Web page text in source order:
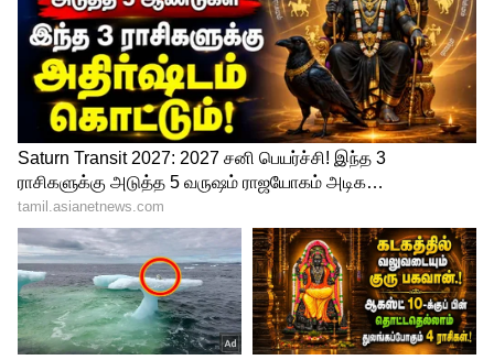
முன்னாள் முதல்வர்களான தேவராஜ் அர்ஸ்,
எஸ்.எம்.கிருஷ்ணா, தரம் சிங் மற்றும்
எச்.டி.குமாரசாமி ஆகியோர் தங்களது
தனிப்பட்ட மற்றும் அரசியல் வாழ்க்கையில்
முக்கியமான முடிவுகளை எடுப்பதற்கு முன்
அவரது ஆலோசனையைப்
பெற்றுள்ளனர்.1978-ல் சிக்கமகளூர்
தொகுதியில் இந்திரா காந்தி வெற்றி
பெறுவார் என்று கணித்த ஜோதிடர்,
பின்னர் 2014 தேர்தலில் மோடி வெற்றி